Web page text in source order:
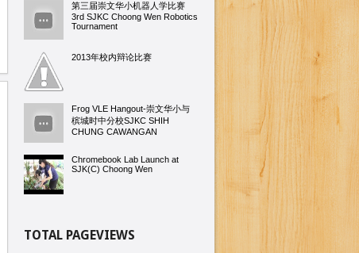
第三届崇文华小机器人学比赛
3rd SJKC Choong Wen Robotics
Tournament
2013年校内辩论比赛
Frog VLE Hangout-崇文华小与
槟城时中分校SJKC SHIH
CHUNG CAWANGAN
Chromebook Lab Launch at
SJK(C) Choong Wen
TOTAL PAGEVIEWS